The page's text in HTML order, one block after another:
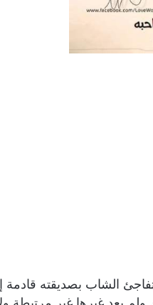
الشاب بصديقته قادمة